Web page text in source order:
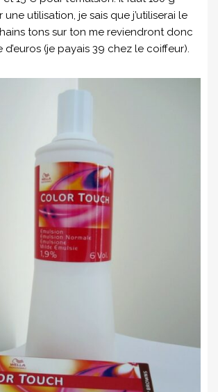
une utilisation, je sais que j’utiliserai le
tons sur ton me reviendront donc
d’euros (je payais 39 chez le coiffeur).